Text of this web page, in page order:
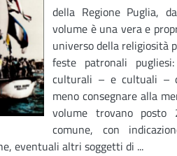
della Regione Puglia,
volume è una vera e
universo della religiosità
feste patronali
culturali – e cultuali –
meno consegnare alla
volume trovano posto
comune, con
eventuali altri soggetti di ...